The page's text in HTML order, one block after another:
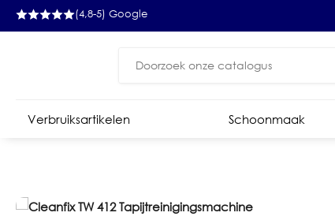
(4,8-5) Google
Zoeken
Verbruiksartikelen Schoonmaak